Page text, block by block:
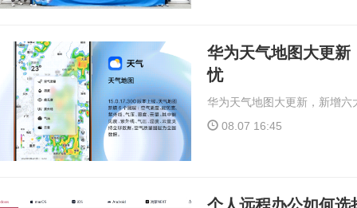
华为天气地图大更新
忧
华为天气地图大更新，新增六
08.07 16:45